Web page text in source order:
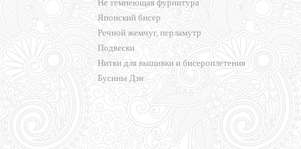
Не темнеющая фурнитура
Японский бисер
Речной жемчуг, перламутр
Подвески
Нитки для вышивки и бисероплетения
Бусины Дзи